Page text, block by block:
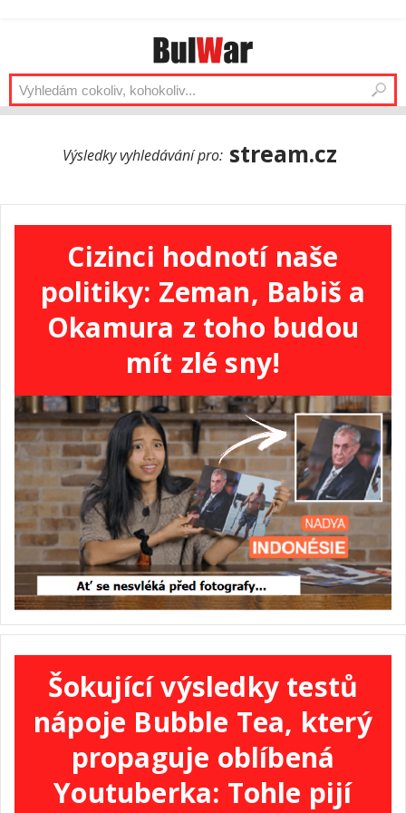
Výsledky vyhledávání pro: stream.cz
Cizinci hodnotí naše
politiky: Zeman, Babiš a
Okamura z toho budou
mít zlé sny!
Šokující výsledky testů
nápoje Bubble Tea, který
propaguje oblíbená
Youtuberka: Tohle pijí